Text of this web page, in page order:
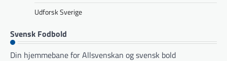
Udforsk Sverige
Svensk Fodbold
Din hjemmebane for Allsvenskan og svensk bold